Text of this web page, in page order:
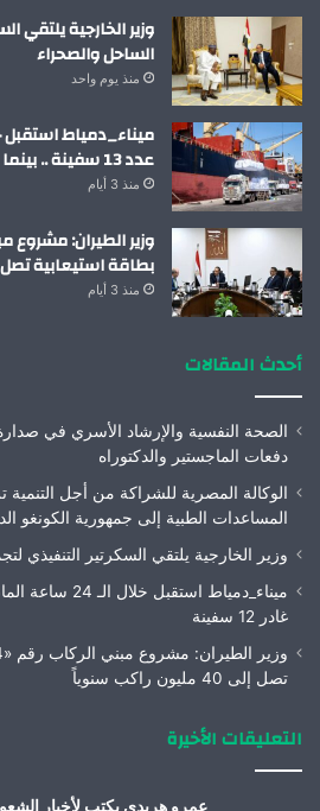
وزير الخارجية يلتقي
الساحل والصحراء
منذ يوم واحد
عدد 13 سفينة .. بينما غادر 12 سفينة
منذ 3 أيام
بطاقة استيعابية تصل إلى 40 مليون
منذ 3 أيام
أحدث المقالات
الصحة النفسية والإرشاد الأسري في صدارة
دفعات الماجستير والدكتوراه
الوكالة المصرية للشراكة من أجل
المساعدات الطبية إلى جمهورية الكونغو
وزير الخارجية يلتقي السكرتير التنفيذي
غادر 12 سفينة
تصل إلى 40 مليون راكب سنوياً
التعليقات الأخيرة
عمرو هريدى يكتب لأخبار